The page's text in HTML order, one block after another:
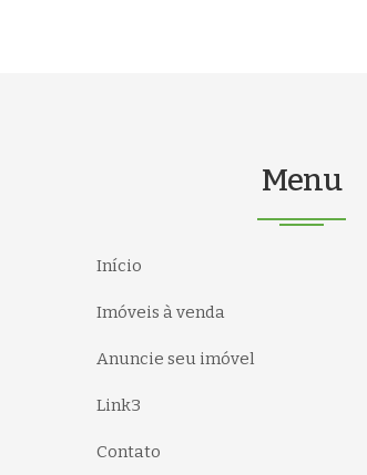
Menu
Início
Imóveis à venda
Anuncie seu imóvel
Link3
Contato